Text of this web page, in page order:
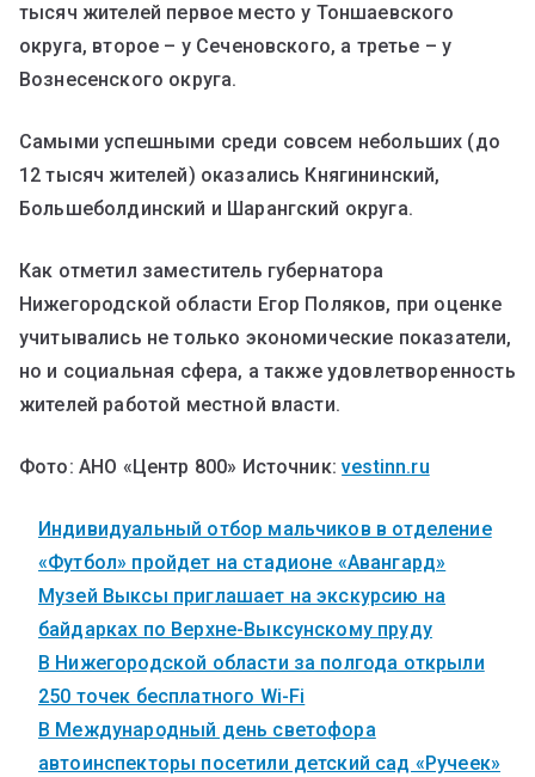
тысяч жителей первое место у Тоншаевского
округа, второе – у Сеченовского, а третье – у
Вознесенского округа.
Самыми успешными среди совсем небольших (до
12 тысяч жителей) оказались Княгининский,
Большеболдинский и Шарангский округа.
Как отметил заместитель губернатора
Нижегородской области Егор Поляков, при оценке
учитывались не только экономические показатели,
но и социальная сфера, а также удовлетворенность
жителей работой местной власти.
Фото: АНО «Центр 800» Источник:vestinn.ru
Индивидуальный отбор мальчиков в отделение
«Футбол» пройдет на стадионе «Авангард»
Музей Выксы приглашает на экскурсию на
байдарках по Верхне-Выксунскому пруду
В Нижегородской области за полгода открыли
250 точек бесплатного Wi-Fi
В Международный день светофора
автоинспекторы посетили детский сад «Ручеек»